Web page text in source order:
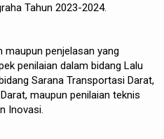
Tahun 2023-2024.
maupun penjelasan yang
penilaian dalam bidang Lalu
Sarana Transportasi Darat,
maupun penilaian teknis
Inovasi.